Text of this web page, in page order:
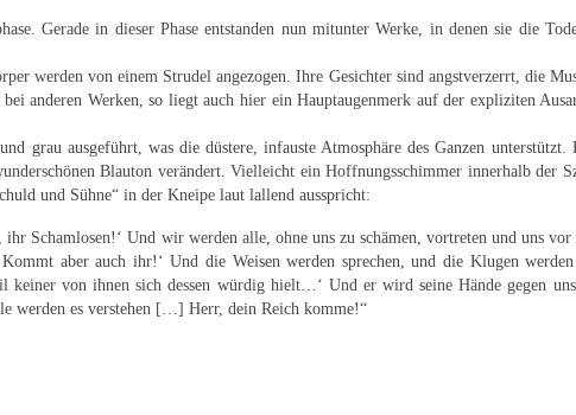
Gerade in dieser Phase entstanden nun mitunter Werke, in denen sie die
werden von einem Strudel angezogen. Ihre Gesichter sind angstverzerrt, die
anderen Werken, so liegt auch hier ein Hauptaugenmerk auf der expliziten
grau ausgeführt, was die düstere, infauste Atmosphäre des Ganzen unterstützt.
Blauton verändert. Vielleicht ein Hoffnungsschimmer innerhalb der
und Sühne“ in der Kneipe laut lallend ausspricht:
Schamlosen!‘ Und wir werden alle, ohne uns zu schämen, vortreten und uns
aber auch ihr!‘ Und die Weisen werden sprechen, und die Klugen werden
von ihnen sich dessen würdig hielt…‘ Und er wird seine Hände gegen
werden es verstehen […] Herr, dein Reich komme!“